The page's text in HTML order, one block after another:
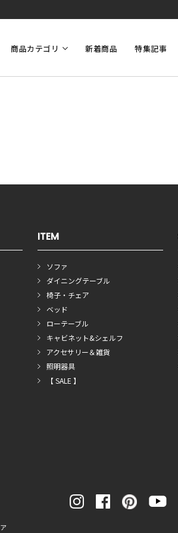
商品カテゴリ 新着商品 特集記事
ITEM
ソファ
ダイニングテーブル
椅子・チェア
ベッド
ローテーブル
キャビネット&シェルフ
アクセサリー＆雑貨
照明器具
【 SALE 】